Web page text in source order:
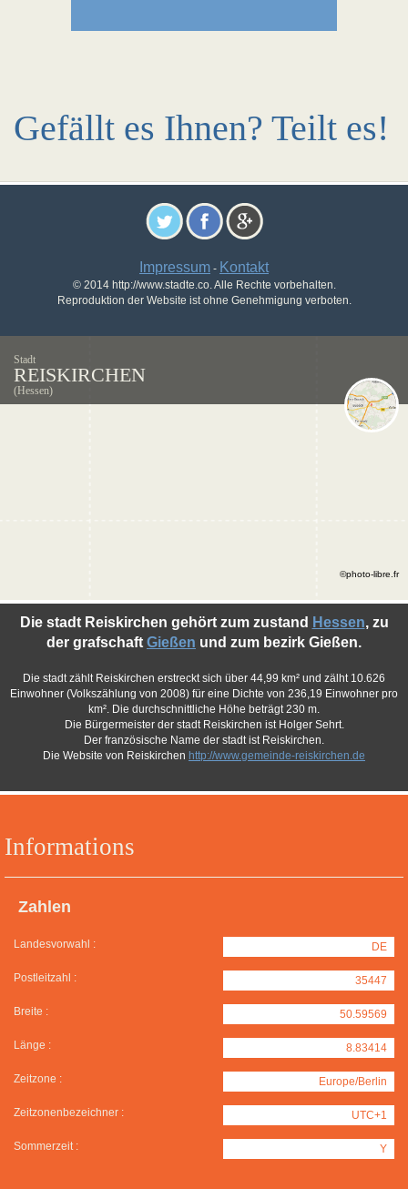
Gefällt es Ihnen? Teilt es!
Impressum - Kontakt
© 2014 http://www.stadte.co. Alle Rechte vorbehalten.
Reproduktion der Website ist ohne Genehmigung verboten.
Stadt
REISKIRCHEN
(Hessen)
Informations
Zahlen
Landesvorwahl : DE
Postleitzahl : 35447
Breite : 50.59569
Länge : 8.83414
Zeitzone : Europe/Berlin
Zeitzonenbezeichner : UTC+1
Sommerzeit : Y
Die stadt Reiskirchen gehört zum zustand Hessen, zu
der grafschaft Gießen und zum bezirk Gießen.
Die stadt zählt Reiskirchen erstreckt sich über 44,99 km² und zälht 10.626
Einwohner (Volkszählung von 2008) für eine Dichte von 236,19 Einwohner pro
km². Die durchschnittliche Höhe beträgt 230 m.
Die Bürgermeister der stadt Reiskirchen ist Holger Sehrt.
Der französische Name der stadt ist Reiskirchen.
Die Website von Reiskirchen http://www.gemeinde-reiskirchen.de
©photo-libre.fr